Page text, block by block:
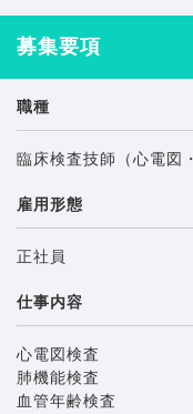
募集要項
職種
臨床検査技師（心電図
雇用形態
正社員
仕事内容
心電図検査
肺機能検査
血管年齢検査